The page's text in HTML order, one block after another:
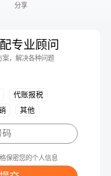
分享
专业顾问
案，解决各种问题
代账报税
其他
保密您的个人信息